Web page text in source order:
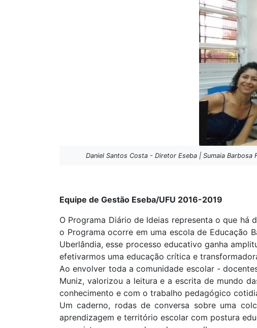
Daniel Santos Costa - Diretor Eseba | Sumaia
Equipe de Gestão Eseba/UFU 2016-2019
O Programa Diário de Ideias representa o que
o Programa ocorre em uma escola de Educação
Uberlândia, esse processo educativo ganha
efetivarmos uma educação crítica e
Ao envolver toda a comunidade escolar -
Muniz, valorizou a leitura e a escrita de mundo
conhecimento e com o trabalho pedagógico
Um caderno, rodas de conversa sobre uma
aprendizagem e território escolar com postura